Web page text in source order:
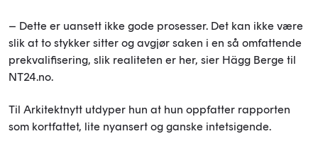
– Dette er uansett ikke gode prosesser. Det kan ikke være
slik at to stykker sitter og avgjør saken i en så omfattende
prekvalifisering, slik realiteten er her, sier Hägg Berge til
NT24.no.
Til Arkitektnytt utdyper hun at hun oppfatter rapporten
som kortfattet, lite nyansert og ganske intetsigende.